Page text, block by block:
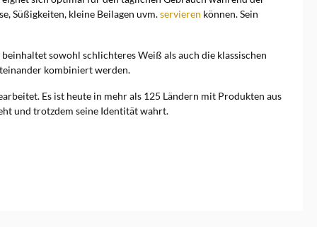
Süßigkeiten, kleine Beilagen uvm.servieren können. Sein
sowohl schlichteres Weiß als auch die klassischen
kombiniert werden.
Es ist heute in mehr als 125 Ländern mit Produkten aus
und trotzdem seine Identität wahrt.